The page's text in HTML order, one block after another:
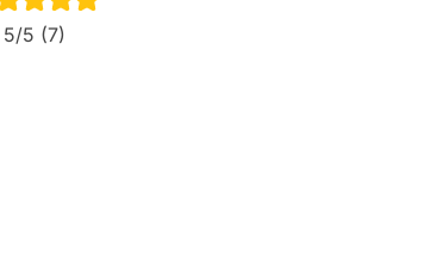
5/5 (7)